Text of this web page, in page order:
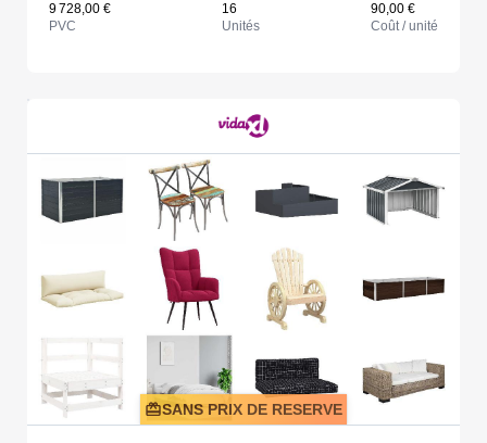
9 728,00 €
PVC
16
Unités
90,00 €
Coût / unité
SANS PRIX DE RESERVE